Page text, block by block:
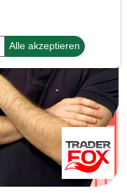
Alle akzeptieren